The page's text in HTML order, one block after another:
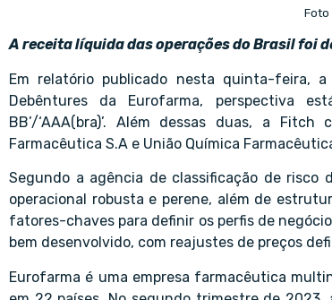
Foto
A receita líquida das operações do Brasil foi
Em relatório publicado nesta quinta-feira,
Debêntures da Eurofarma, perspectiva
BB’/‘AAA(bra)’. Além dessas duas, a
Farmacêutica S.A e União Química
Segundo a agência de classificação de
operacional robusta e perene, além de
fatores-chaves para definir os perfis de
bem desenvolvido, com reajustes de preços
Eurofarma é uma empresa farmacêutica